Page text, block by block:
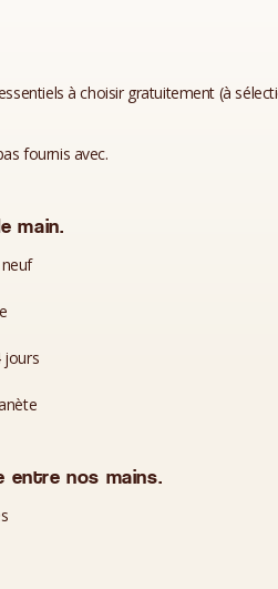
à choisir gratuitement (à
fournis avec.
main.
jours
entre nos mains.